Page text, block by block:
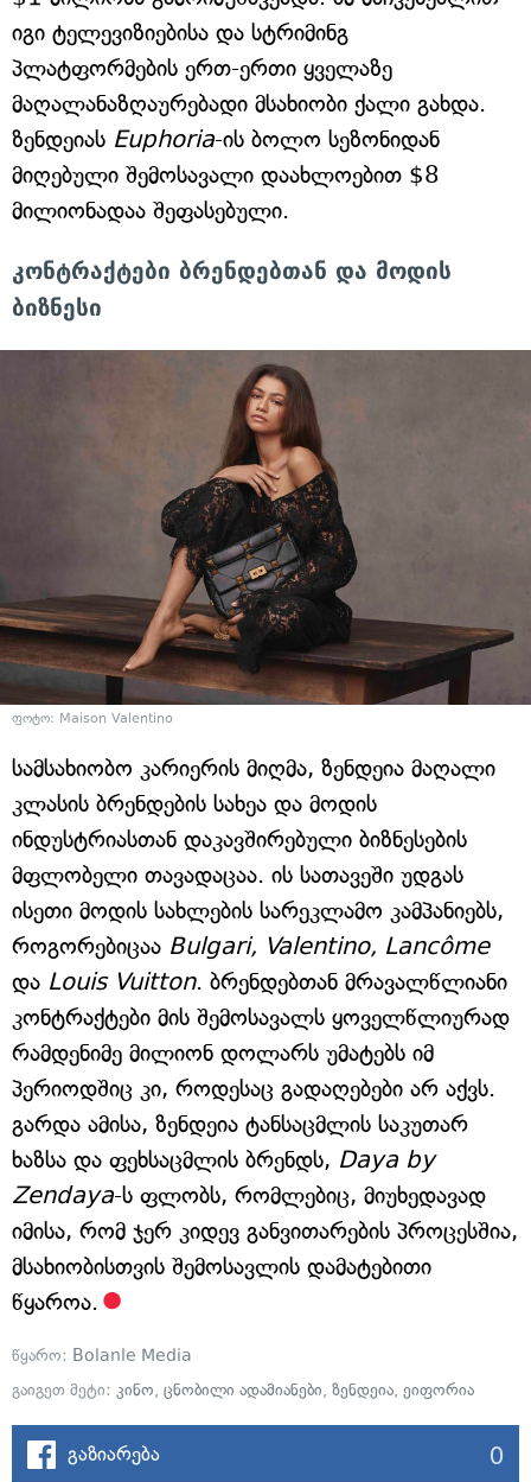
იგი ტელევიზიებისა და სტრიმინგ
პლატფორმების ერთ-ერთი ყველაზე
მაღალანაზღაურებადი მსახიობი ქალი გახდა.
ზენდეიას Euphoria-ის ბოლო სეზონიდან
მიღებული შემოსავალი დაახლოებით $8
მილიონადაა შეფასებული.
კონტრაქტები ბრენდებთან და მოდის
ბიზნესი
ფოტო: Maison Valentino
სამსახიობო კარიერის მიღმა, ზენდეია მაღალი
კლასის ბრენდების სახეა და მოდის
ინდუსტრიასთან დაკავშირებული ბიზნესების
მფლობელი თავადაცაა. ის სათავეში უდგას
ისეთი მოდის სახლების სარეკლამო კამპანიებს,
როგორებიცაა Bulgari, Valentino, Lancôme
და Louis Vuitton. ბრენდებთან მრავალწლიანი
კონტრაქტები მის შემოსავალს ყოველწლიურად
რამდენიმე მილიონ დოლარს უმატებს იმ
პერიოდშიც კი, როდესაც გადაღებები არ აქვს.
გარდა ამისა, ზენდეია ტანსაცმლის საკუთარ
ხაზსა და ფეხსაცმლის ბრენდს, Daya by
Zendaya-ს ფლობს, რომლებიც, მიუხედავად
იმისა, რომ ჯერ კიდევ განვითარების პროცესშია,
მსახიობისთვის შემოსავლის დამატებითი
წყაროა.
წყარო: Bolanle Media
გაიგეთ მეტი: კინო, ცნობილი ადამიანები, ზენდეია, ეიფორია
გაზიარება 0